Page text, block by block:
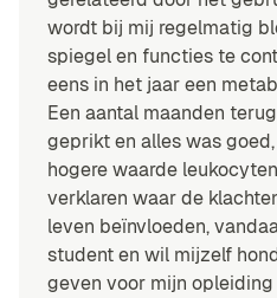
wordt bij mij regelmatig
spiegel en functies te
eens in het jaar een
Een aantal maanden
geprikt en alles was
hogere waarde
verklaren waar de
leven beïnvloeden,
student en wil mijzelf
geven voor mijn